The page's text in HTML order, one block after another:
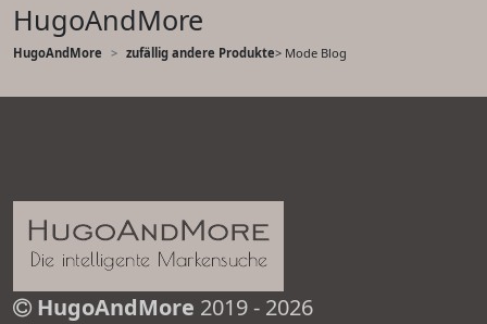
HugoAndMore
HugoAndMore zufällig andere Produkte> Mode Blog
HugoAndMore 2019 - 2026